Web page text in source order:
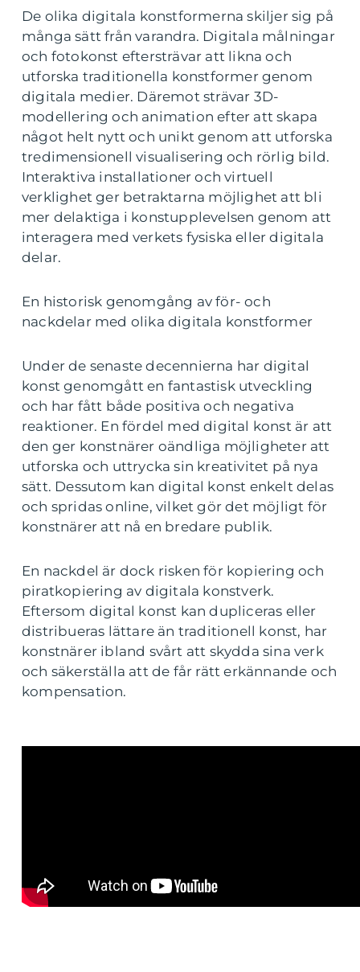
De olika digitala konstformerna skiljer sig på
många sätt från varandra. Digitala målningar
och fotokonst eftersträvar att likna och
utforska traditionella konstformer genom
digitala medier. Däremot strävar 3D-
modellering och animation efter att skapa
något helt nytt och unikt genom att utforska
tredimensionell visualisering och rörlig bild.
Interaktiva installationer och virtuell
verklighet ger betraktarna möjlighet att bli
mer delaktiga i konstupplevelsen genom att
interagera med verkets fysiska eller digitala
delar.
En historisk genomgång av för- och
nackdelar med olika digitala konstformer
Under de senaste decennierna har digital
konst genomgått en fantastisk utveckling
och har fått både positiva och negativa
reaktioner. En fördel med digital konst är att
den ger konstnärer oändliga möjligheter att
utforska och uttrycka sin kreativitet på nya
sätt. Dessutom kan digital konst enkelt delas
och spridas online, vilket gör det möjligt för
konstnärer att nå en bredare publik.
En nackdel är dock risken för kopiering och
piratkopiering av digitala konstverk.
Eftersom digital konst kan dupliceras eller
distribueras lättare än traditionell konst, har
konstnärer ibland svårt att skydda sina verk
och säkerställa att de får rätt erkännande och
kompensation.